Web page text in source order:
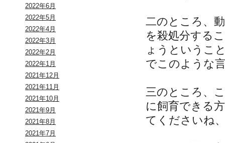
2022年6月
2022年5月
2022年4月
2022年3月
2022年2月
2022年1月
2021年12月
2021年11月
2021年10月
2021年9月
2021年8月
2021年7月
二のところ、
を殺処分する
ょうというこ
でこのような
三のところ、
に飼育できる
てくださいね